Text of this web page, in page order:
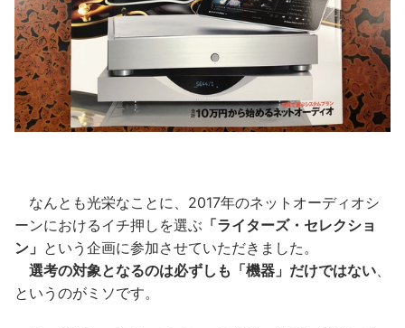
なんとも光栄なことに、2017年のネットオーディオシ
ーンにおけるイチ押しを選ぶ 「ライターズ・セレクショ
ン」 という企画に参加させていただきました。
選考の対象となるのは必ずしも「機器」だけではない、
というのがミソです。